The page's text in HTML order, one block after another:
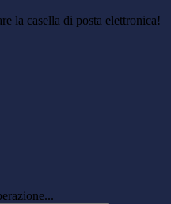
la casella di posta elettronica!